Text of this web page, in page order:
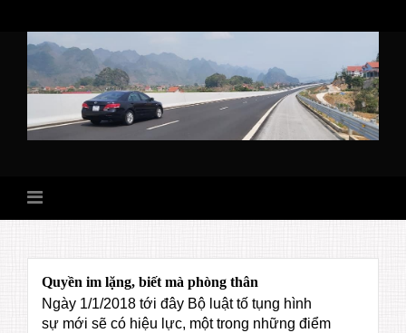
content
Quyền im lặng, biết mà phòng thân
Ngày 1/1/2018 tới đây Bộ luật tố tụng hình
sự mới sẽ có hiệu lực, một trong những điểm